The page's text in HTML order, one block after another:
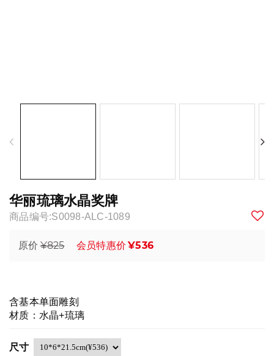
华丽琉璃水晶奖牌
商品编号:S0098-ALC-1089
原价 ¥825 会员特惠价 ¥536
含基本单面雕刻
材质：水晶+琉璃
尺寸